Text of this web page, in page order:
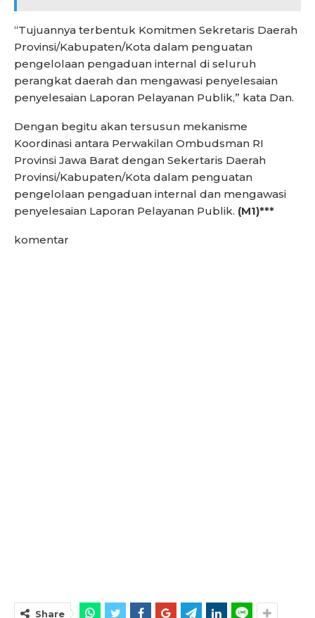
“Tujuannya terbentuk Komitmen Sekretaris Daerah
Provinsi/Kabupaten/Kota dalam penguatan
pengelolaan pengaduan internal di seluruh
perangkat daerah dan mengawasi penyelesaian
penyelesaian Laporan Pelayanan Publik,” kata Dan.
Dengan begitu akan tersusun mekanisme
Koordinasi antara Perwakilan Ombudsman RI
Provinsi Jawa Barat dengan Sekertaris Daerah
Provinsi/Kabupaten/Kota dalam penguatan
pengelolaan pengaduan internal dan mengawasi
penyelesaian Laporan Pelayanan Publik. (M1)***
komentar
Share